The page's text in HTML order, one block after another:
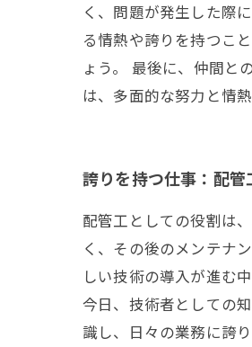
く、問題が発生した際
る情熱や誇りを持つこ
ょう。 最後に、仲間と
は、多面的な努力と情
誇りを持つ仕事：配管
配管工としての役割は
く、その後のメンテナ
しい技術の導入が進む
今日、技術者としての
識し、日々の業務に誇